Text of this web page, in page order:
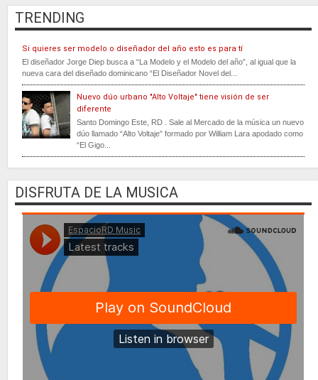
TRENDING
Si quieres ser modelo o diseñador del año esto es para tí
El diseñador Jorge Diep busca a “La Modelo y el Modelo del año”, al igual que la
nueva cara del diseñado dominicano “El Diseñador Novel del...
Nuevo dúo urbano "Alto Voltaje" tiene visión de ser
diferente
Santo Domingo Este, RD . Sale al Mercado de la música un nuevo
dúo llamado “Alto Voltaje” formado por William Lara apodado como
“El Gigo...
DISFRUTA DE LA MUSICA